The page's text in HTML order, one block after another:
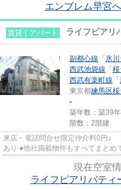
エンブレム早宮
賃貸｜アパート ライフピアリ
副都心線 「 氷川
西武池袋線 「 桜
西武有楽町線 「
東京都練馬区桜
-
築年数：築39年
階数：2階建
来店・電話問合せ限定仲介料0円♪
あり ●他社掲載物件もすべてまとめ
現在空室
ライフピアリバティ